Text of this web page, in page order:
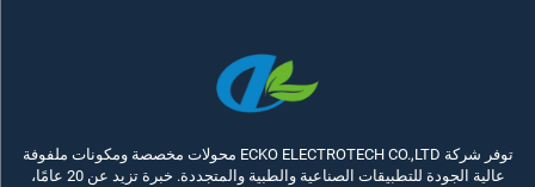
توفر شركة ECKO ELECTROTECH CO.,LTD محولات مخصصة ومكونات ملفوفة
عالية الجودة للتطبيقات الصناعية والطبية والمتجددة. خبرة تزيد عن 20 عامًا،